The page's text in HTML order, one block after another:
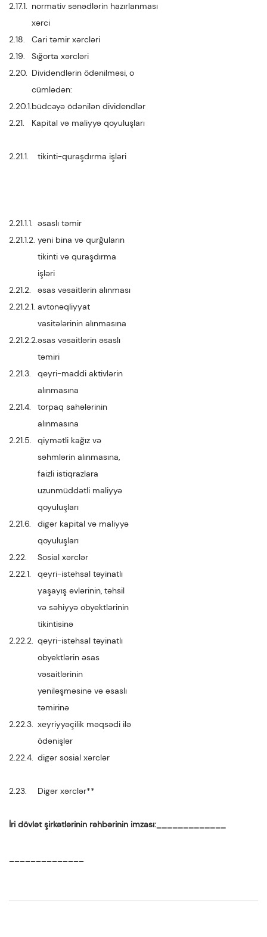
2.17.1. normativ sənədlərin hazırlanması
xərci
2.18.
Cari təmir xərcləri
2.19.
Sığorta xərcləri
2.20. Dividendlərin ödənilməsi, o
cümlədən:
2.20.1.büdcəyə ödənilən dividendlər
2.21.
Kapital və maliyyə qoyuluşları
2.21.1. tikinti-quraşdırma işləri
2.21.1.1. əsaslı təmir
2.21.1.2. yeni bina və qurğuların
tikinti və quraşdırma
işləri
2.21.2.
əsas vəsaitlərin alınması
2.21.2.1. avtonəqliyyat
vasitələrinin alınmasına
2.21.2.2.əsas vəsaitlərin əsaslı
təmiri
2.21.3.
qeyri-maddi aktivlərin
alınmasına
2.21.4.
torpaq sahələrinin
alınmasına
2.21.5.
qiymətli kağız və
səhmlərin alınmasına,
faizli istiqrazlara
uzunmüddətli maliyyə
qoyuluşları
2.21.6.
digər kapital və maliyyə
qoyuluşları
2.22.
Sosial xərclər
2.22.1.
qeyri-istehsal təyinatlı
yaşayış evlərinin, təhsil
və səhiyyə obyektlərinin
tikintisinə
2.22.2. qeyri-istehsal təyinatlı
obyektlərin əsas
vəsaitlərinin
yeniləşməsinə və əsaslı
təmirinə
2.22.3. xeyriyyəçilik məqsədi ilə
ödənişlər
2.22.4. digər sosial xərclər
2.23. Digər xərclər**
İri dövlət şirkətlərinin rəhbərinin imzası:_____________